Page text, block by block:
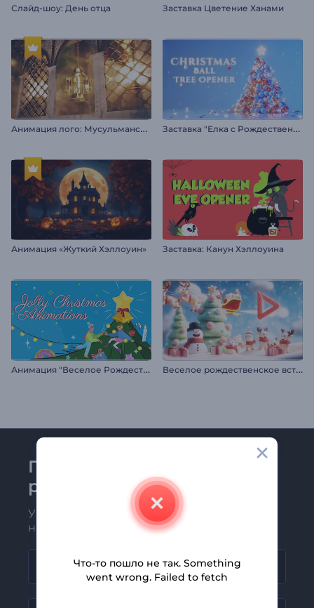
Слайд-шоу: День отца Заставка Цветение Ханами
А
нимация лого: Мусульманский праздник З
аставка "Елка с Рождественскими шарами"
Анимация «Жуткий Хэллоуин» Заставка: Канун Хэллоуина
А
нимация "Веселое Рождество" В
еселое рождественское вступление к мультфильму
Присоединяйтесь к
рассылке Renderforest
Узнавайте о последних новостях и
новых предложениях первыми
Что-то пошло не так. Something
went wrong. Failed to fetch